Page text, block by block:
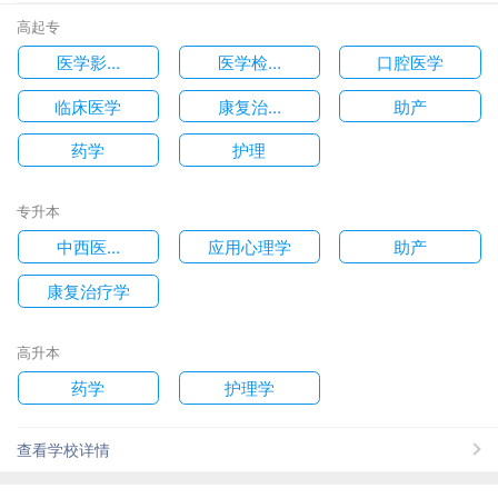
高起专
医学影... 医学检...
口腔医学
临床医学
康复治...
助产
药学
护理
专升本
中西医... 应用心理学
助产
康复治疗学
高升本
药学 护理学
查看学校详情